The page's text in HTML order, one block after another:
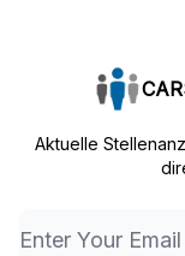
Aktuelle